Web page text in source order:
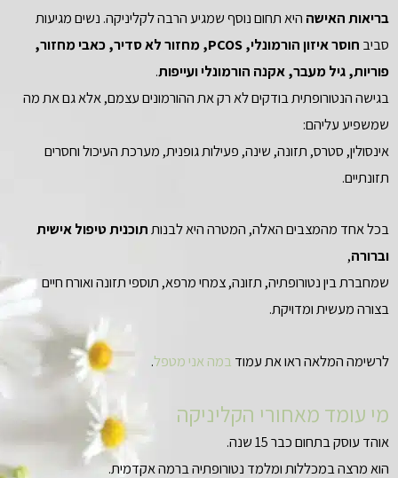
בריאות האישה היא תחום נוסף שמגיע הרבה לקליניקה. נשים מגיעות
סביב
חוסר איזון הורמונלי, PCOS, מחזור לא סדיר, כאבי מחזור,
פוריות, גיל מעבר, אקנה הורמונלי ועייפות.
בגישה הנטורופתית בודקים לא רק את ההורמונים עצמם, אלא גם את מה
שמשפיע עליהם:
אינסולין, סטרס, תזונה, שינה, פעילות גופנית, מערכת העיכול וחסרים
תזונתיים.
בכל אחד מהמצבים האלה, המטרה היא לבנותתוכנית טיפול אישית
וברורה,
שמחברת בין נטורופתיה, תזונה, צמחי מרפא, תוספי תזונה ואורח חיים
בצורה מעשית ומדויקת.
לרשימה המלאה ראו את עמוד במה אני מטפל.
מי עומד מאחורי הקליניקה
אוהד עוסק בתחום כבר 15 שנה.
הוא מרצה במכללות ומלמד נטורופתיה ברמה אקדמית.